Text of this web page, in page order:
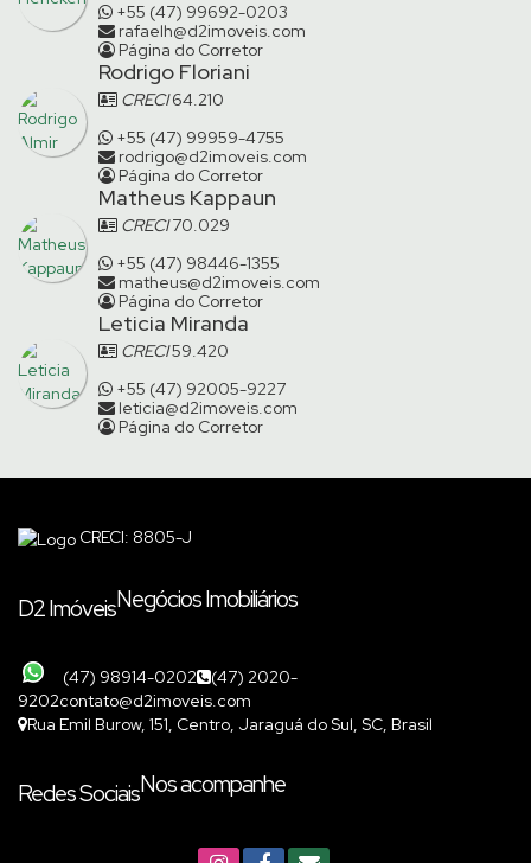
+55 (47) 99692-0203
rafaelh@d2imoveis.com
Página do Corretor
Rodrigo Floriani
CRECI64.210
+55 (47) 99959-4755
rodrigo@d2imoveis.com
Página do Corretor
Matheus Kappaun
CRECI70.029
+55 (47) 98446-1355
matheus@d2imoveis.com
Página do Corretor
Leticia Miranda
CRECI59.420
+55 (47) 92005-9227
leticia@d2imoveis.com
Página do Corretor
CRECI: 8805-J
D2 ImóveisNegócios Imobiliários
(47) 98914-0202
(47) 2020-
9202contato@d2imoveis.com
Rua Emil Burow, 151 Centro Jaraguá do Sul SC Brasil
Redes SociaisNos acompanhe